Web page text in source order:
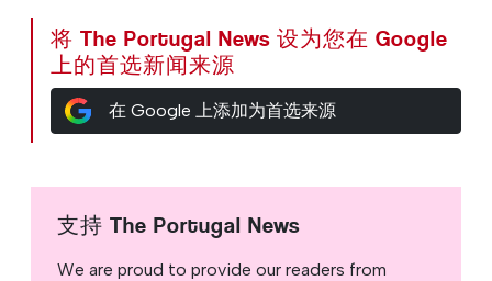
将 The Portugal News 设为您在 Google
上的首选新闻来源
在 Google 上添加为首选来源
支持 The Portugal News
We are proud to provide our readers from